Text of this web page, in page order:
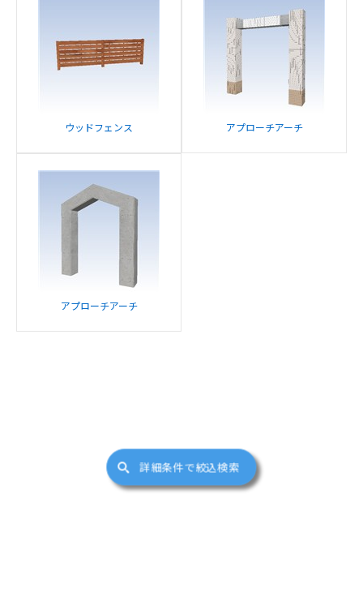
ウッドフェンス アプローチアーチ
アプローチアーチ
詳細条件で絞込検索